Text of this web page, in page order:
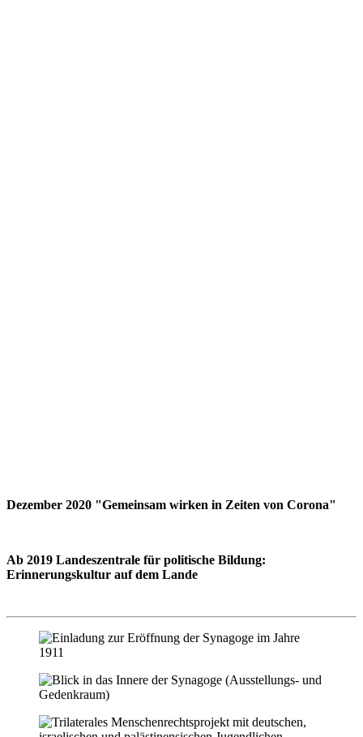
Dezember 2020 "Gemeinsam wirken in Zeiten von Corona"
Ab 2019 Landeszentrale für politische Bildung:
Erinnerungskultur auf dem Lande